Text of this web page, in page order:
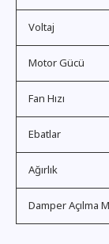
Voltaj
Motor Gücü
Fan Hızı
Ebatlar
Ağırlık
Damper Açılma